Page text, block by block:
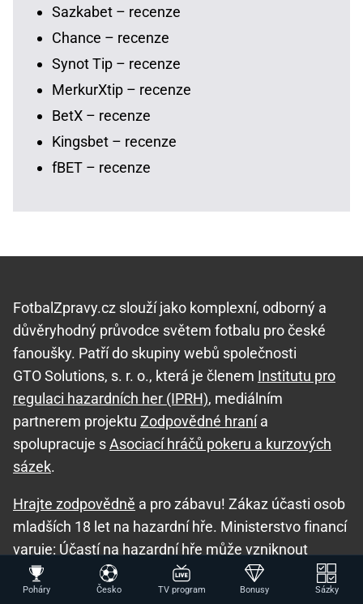
Sazkabet – recenze
Chance – recenze
Synot Tip – recenze
MerkurXtip – recenze
BetX – recenze
Kingsbet – recenze
fBET – recenze
FotbalZpravy.cz slouží jako komplexní, odborný a
důvěryhodný průvodce světem fotbalu pro české
fanoušky. Patří do skupiny webů společnosti
GTO Solutions, s. r. o., která je členem Institutu pro
regulaci hazardních her (IPRH), mediálním
partnerem projektu Zodpovědné hranía
spolupracuje sAsociací hráčů pokeru a kurzových
sázek.
Hrajte zodpovědně a pro zábavu! Zákaz účasti osob
mladších 18 let na hazardní hře. Ministerstvo financí
varuje: Účastí na hazardní hře může vzniknout
závislost!
Využití bonusů je podmíněno registrací u
Poháry Česko TV program Bonusy Sázky